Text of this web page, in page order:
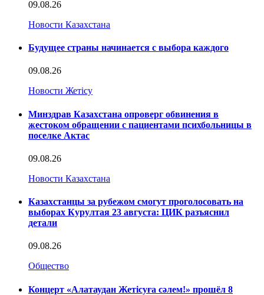
09.08.26
Новости Казахстана
Будущее страны начинается с выбора каждого
09.08.26
Новости Жетісу
Минздрав Казахстана опроверг обвинения в
жестоком обращении с пациентами психбольницы в
поселке Актас
09.08.26
Новости Казахстана
Казахстанцы за рубежом смогут проголосовать на
выборах Курултая 23 августа: ЦИК разъяснил
детали
09.08.26
Общество
Концерт «Алатаудан Жетісуға сәлем!» прошёл 8